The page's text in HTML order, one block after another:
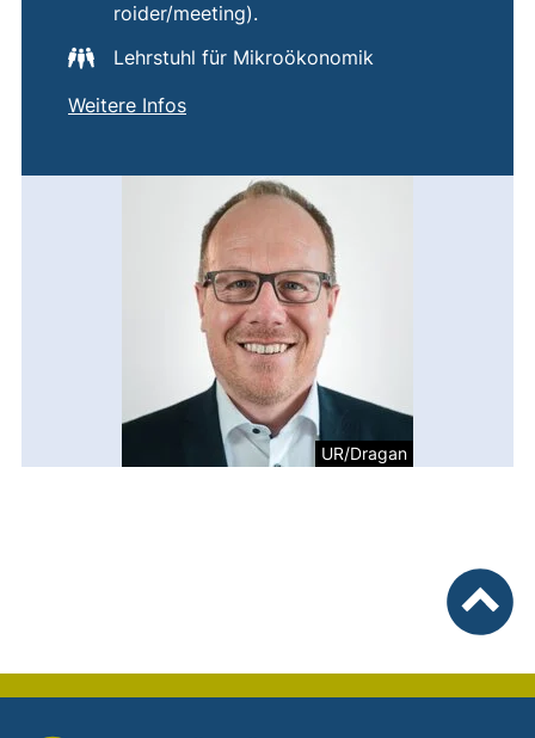
roider/meeting).
Lehrstuhl für Mikroökonomik
Weitere Infosvon
Prof. Dr. Andreas Roider
(externer Link, öffnet neues Fenster)
UR/Dragan